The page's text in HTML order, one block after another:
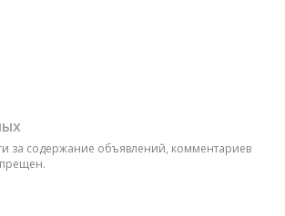
за содержание объявлений, комментариев